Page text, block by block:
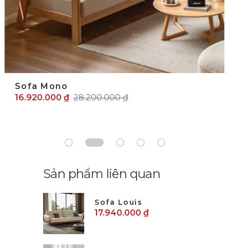
Sofa Mono
16.920.000 ₫ 28.200.000 ₫
Sản phẩm liên quan
Sofa Louis
17.940.000 ₫